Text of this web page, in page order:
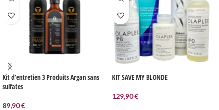
Kit d’entretien 3 Produits Argan sans
sulfates
89,90€
KIT SAVE MY BLONDE
129,90€